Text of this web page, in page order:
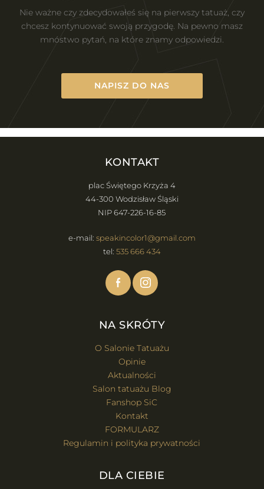
Nie ważne czy zdecydowałeś się na pierwszy tatuaż, czy
chcesz kontynuować swoją przygodę. Na pewno masz
mnóstwo pytań, na które znamy odpowiedzi.
NAPISZ DO NAS
KONTAKT
plac Świętego Krzyża 4
44-300 Wodzisław Śląski
NIP 647-226-16-85
e-mail: speakincolor1@gmail.com
tel: 535 666 434
NA SKRÓTY
O Salonie Tatuażu
Opinie
Aktualności
Salon tatuażu Blog
Fanshop SiC
Kontakt
FORMULARZ
Regulamin i polityka prywatności
DLA CIEBIE